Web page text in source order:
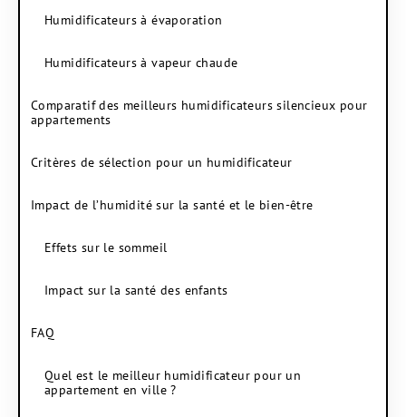
Humidificateurs à évaporation
Humidificateurs à vapeur chaude
Comparatif des meilleurs humidificateurs silencieux pour
appartements
Critères de sélection pour un humidificateur
Impact de l’humidité sur la santé et le bien-être
Effets sur le sommeil
Impact sur la santé des enfants
FAQ
Quel est le meilleur humidificateur pour un
appartement en ville ?